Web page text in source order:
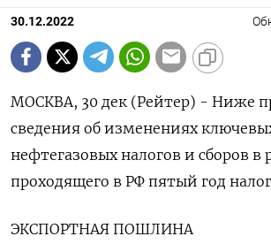
30.12.2022
МОСКВА, 30 дек (Рейтер) - Ниже
сведения об изменениях
нефтегазовых налогов и сборов в
проходящего в РФ пятый год
ЭКСПОРТНАЯ ПОШЛИНА